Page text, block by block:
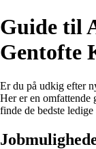
Guide til
Gentofte
Er du på udkig efter
Her er en omfattende
finde de bedste